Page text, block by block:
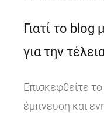
Γιατί το blog
για την
Επισκεφθείτε το
έμπνευση και